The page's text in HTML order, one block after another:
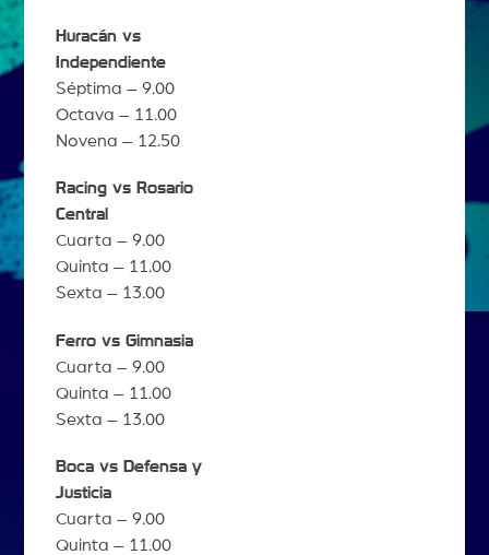
Huracán vs
Independiente
Séptima – 9.00
Octava – 11.00
Novena – 12.50
Racing vs Rosario
Central
Cuarta – 9.00
Quinta – 11.00
Sexta – 13.00
Ferro vs Gimnasia
Cuarta – 9.00
Quinta – 11.00
Sexta – 13.00
Boca vs Defensa y
Justicia
Cuarta – 9.00
Quinta – 11.00